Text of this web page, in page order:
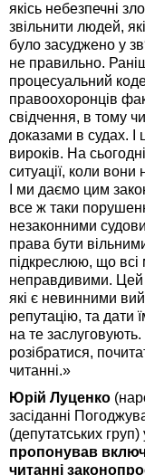
якісь небезпечні
звільнити людей,
було засуджено у
не правильно.
процесуальний
правоохоронців
свідчення, в тому
доказами в судах. І
вироків. На
ситуації, коли
І ми даємо цим
все ж таки
незаконними
права бути
підкреслюю, що всі
неправдивими.
які є невинними
репутацію, та дати
на те
розібратися,
читанні.»
Юрій Луценко
засіданні
(депутатських
пропонував
читанні